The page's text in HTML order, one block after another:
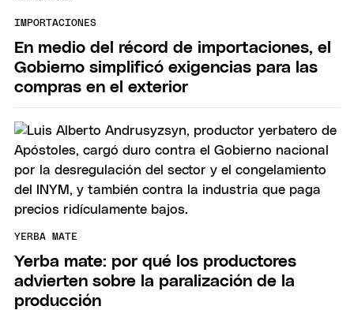
IMPORTACIONES
En medio del récord de importaciones, el
Gobierno simplificó exigencias para las
compras en el exterior
YERBA MATE
Yerba mate: por qué los productores
advierten sobre la paralización de la
producción